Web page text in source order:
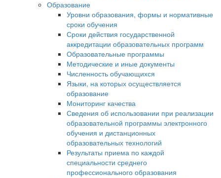
Образование
Уровни образования, формы и нормативные
сроки обучения
Сроки действия государственной
аккредитации образовательных программ
Образовательные программы
Методические и иные документы
Численность обучающихся
Языки, на которых осуществляется
образование
Мониторинг качества
Сведения об использовании при реализации
образовательной программы электронного
обучения и дистанционных
образовательных технологий
Результаты приема по каждой
специальности среднего
профессионального образования